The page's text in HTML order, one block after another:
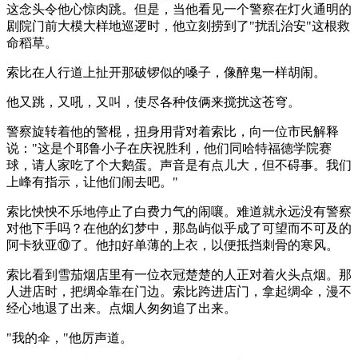
这念头令他心惊肉跳。但是，当他看见一个警察在灯火通明的
剧院门前大模大样地巡逻时，他立刻捞到了"扰乱治安"这根救
命稻草。
索比在人行道上扯开那破锣似的嗓子，像醉鬼一样胡闹。
他又跳，又吼，又叫，使尽各种伎俩来搅扰这苍穹。
警察旋转着他的警棍，扭身用背对着索比，向一位市民解释
说："这是个耶鲁小子在庆祝胜利，他们同哈特福德学院赛
球，请人家吃了个大鹅蛋。声音是有点儿大，但不碍事。我们
上峰有指示，让他们闹去吧。"
索比怏怏不乐地停止了白费力气的闹嚷。难道就永远没有警察
对他下手吗？在他的幻梦中，那岛屿似乎成了可望而不可及的
阿卡狄亚⑩了。他扣好单薄的上衣，以便抵挡刺骨的寒风。
索比看到雪茄烟店里有一位衣冠楚楚的人正对着火头点烟。那
人进店时，把绸伞靠在门边。索比跨进店门，拿起绸伞，漫不
经心地退了出来。点烟人匆匆追了出来。
"我的伞，"他厉声道。